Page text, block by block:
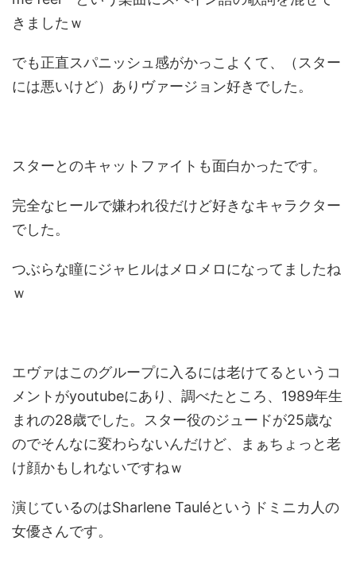
きましたｗ
でも正直スパニッシュ感がかっこよくて、（スター
には悪いけど）ありヴァージョン好きでした。
スターとのキャットファイトも面白かったです。
完全なヒールで嫌われ役だけど好きなキャラクター
でした。
つぶらな瞳にジャヒルはメロメロになってましたね
ｗ
エヴァはこのグループに入るには老けてるというコ
メントがyoutubeにあり、調べたところ、1989年生
まれの28歳でした。スター役のジュードが25歳な
のでそんなに変わらないんだけど、まぁちょっと老
け顔かもしれないですねｗ
演じているのはSharlene Tauléというドミニカ人の
女優さんです。